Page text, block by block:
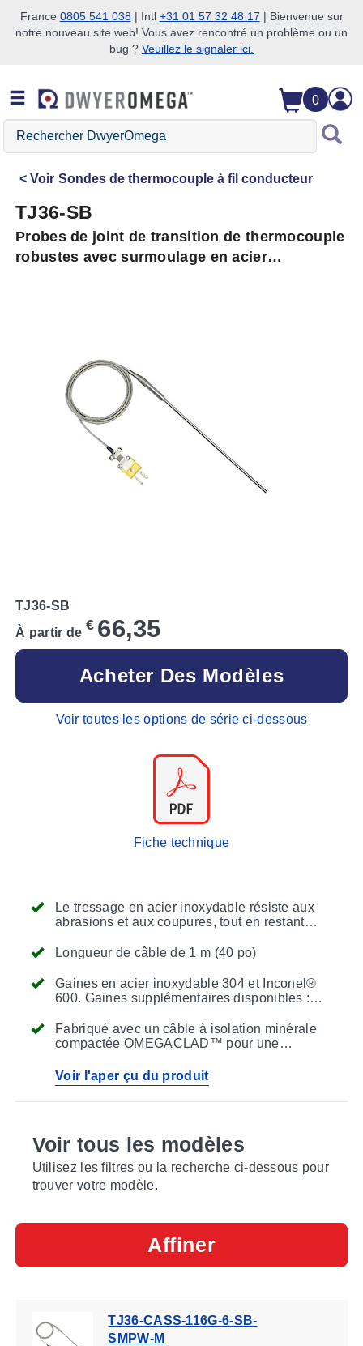
Passer à la recherche
Passer au contenu principal
Passer à la navigation
France 0805 541 038| Intl +31 01 57 32 48 17 | Bienvenue sur
notre nouveau site web! Vous avez rencontré un problème ou un
bug ? Veuillez le signaler ici.
0
Rechercher
DwyerOmega
Voir Sondes de thermocouple à fil conducteur
TJ36-SB
Probes de joint de transition de thermocouple
robustes avec surmoulage en acier
Le tressage en acier inoxydable résiste aux
abrasions et aux coupures, tout en restant
Longueur de câble de 1 m (40 po)
Gaines en acier inoxydable 304 et Inconel®
600. Gaines supplémentaires disponibles :
OMEGACLAD™ XL
Fabriqué avec un câble à isolation minérale
compactée OMEGACLAD™ pour une
des conditions difficiles !
Voir l'aper çu du produit
TJ36-SB
À partir de € 66,35
Acheter Des Modèles
Voir toutes les options de série ci-dessous
Fiche technique
Voir tous les modèles
Utilisez les filtres ou la recherche ci-dessous pour
trouver votre modèle.
Affiner
TJ36-CASS-116G-6-SB-
SMPW-M